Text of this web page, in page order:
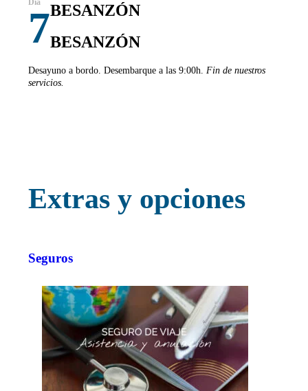
7BESANZÓN
BESANZÓN
Desayuno a bordo. Desembarque a las 9:00h. Fin de nuestros
servicios.
Extras y opciones
Seguros